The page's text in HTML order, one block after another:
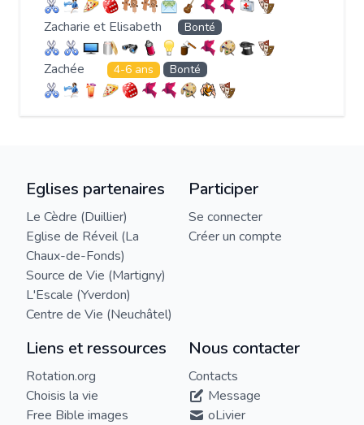
Zacharie et Elisabeth Bonté
Zachée 4-6 ans Bonté
Eglises partenaires
Le Cèdre (Duillier)
Eglise de Réveil (La
Chaux-de-Fonds)
Source de Vie (Martigny)
L'Escale (Yverdon)
Centre de Vie (Neuchâtel)
Participer
Se connecter
Créer un compte
Liens et ressources
Rotation.org
Choisis la vie
Free Bible images
Nous contacter
Contacts
Message
oLivier